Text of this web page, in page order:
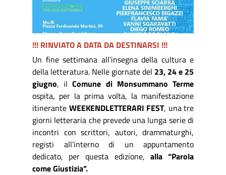
!!! RINVIATO A DATA DA DESTINARSI !!!
Un fine settimana all’insegna della cultura e
della letteratura. Nelle giornate del 23, 24 e 25
giugno, ilComune di Monsummano Terme
ospita, per la prima volta, la manifestazione
itinerante WEEKENDLETTERARI FEST, una tre
giorni letteraria che prevede una lunga serie di
incontri con scrittori, autori, drammaturghi,
registi all’interno di un appuntamento
dedicato, per questa edizione, alla “Parola
come Giustizia”.